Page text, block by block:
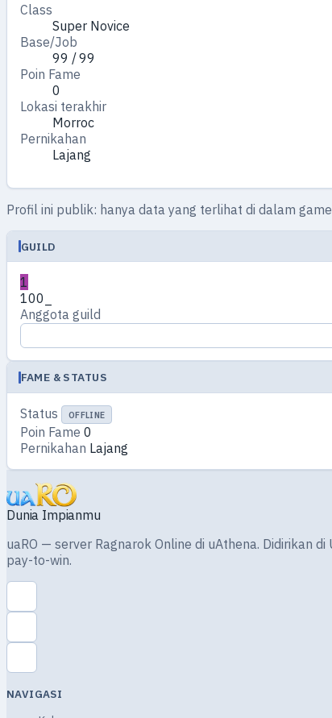
Class
Super Novice
Base/Job
99 / 99
Poin Fame
0
Lokasi terakhir
Morroc
Pernikahan
Lajang
Profil ini publik: hanya data yang terlihat di dalam
GUILD
1
100_
Anggota guild
FAME & STATUS
Status OFFLINE
Poin Fame 0
Pernikahan Lajang
Dunia Impianmu
uaRO — server Ragnarok Online di uAthena. Didirikan
pay-to-win.
NAVIGASI